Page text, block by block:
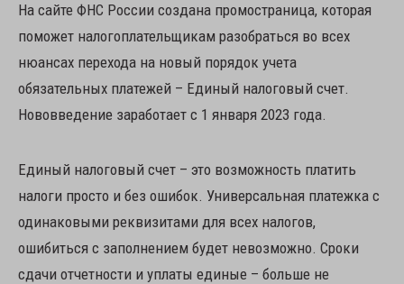
На сайте ФНС России создана промостраница, которая
поможет налогоплательщикам разобраться во всех
нюансах перехода на новый порядок учета
обязательных платежей – Единый налоговый счет.
Нововведение заработает с 1 января 2023 года.
Единый налоговый счет – это возможность платить
налоги просто и без ошибок. Универсальная платежка с
одинаковыми реквизитами для всех налогов,
ошибиться с заполнением будет невозможно. Сроки
сдачи отчетности и уплаты единые – больше не